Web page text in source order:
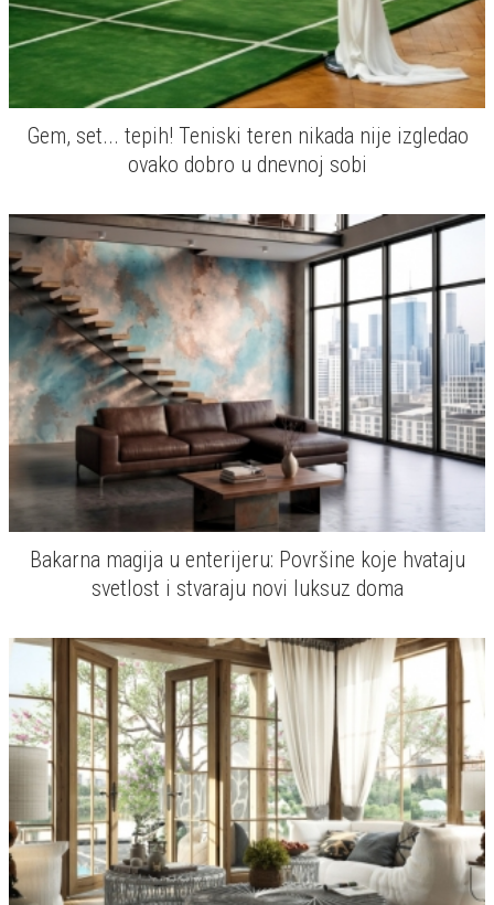
Gem, set... tepih! Teniski teren nikada nije izgledao
ovako dobro u dnevnoj sobi
Bakarna magija u enterijeru: Površine koje hvataju
svetlost i stvaraju novi luksuz doma